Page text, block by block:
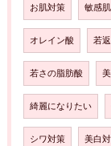
お肌対策 敏感肌
オレイン酸 若
若さの脂肪酸
綺麗になりたい
シワ対策 美白